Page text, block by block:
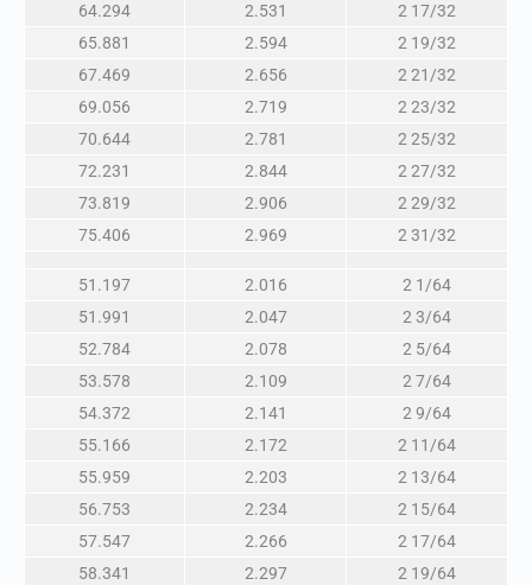
64.294
2.531
2 17/32
65.881
2.594
2 19/32
67.469
2.656
2 21/32
69.056
2.719
2 23/32
70.644
2.781
2 25/32
72.231
2.844
2 27/32
73.819
2.906
2 29/32
75.406
2.969 2 31/32
51.197 2.016
2 1/64
51.991
2.047
2 3/64
52.784
2.078
2 5/64
53.578
2.109
2 7/64
54.372
2.141
2 9/64
55.166
2.172
2 11/64
55.959
2.203
2 13/64
56.753
2.234
2 15/64
57.547
2.266
2 17/64
58.341
2.297
2 19/64